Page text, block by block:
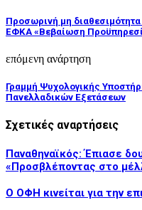
Προσωρινή μη
ΕΦΚΑ «Βεβαίωση
επόμενη ανάρτηση
Γραμμή Ψυχολογικής
Πανελλαδικών Εξετάσεων
Σχετικές αναρτήσεις
Παναθηναϊκός: Έπιασε
«Προσβλέποντας στο
Ο ΟΦΗ κινείται για την